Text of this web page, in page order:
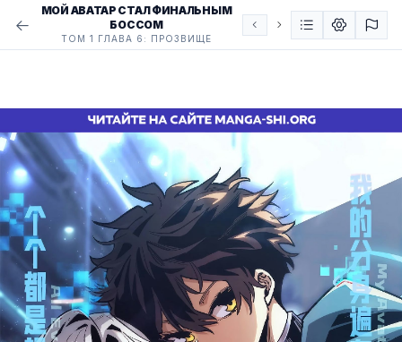
МОЙ АВАТАР СТАЛ ФИНАЛЬНЫМ
БОССОМ
ТОМ 1 ГЛАВА 6: ПРОЗВИЩЕ